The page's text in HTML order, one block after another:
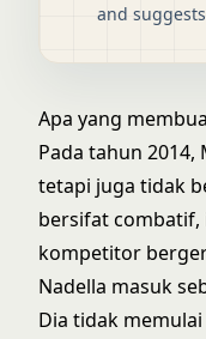
and
Apa yang
Pada tahun
tetapi juga tidak
bersifat combatif,
kompetitor
Nadella masuk
Dia tidak